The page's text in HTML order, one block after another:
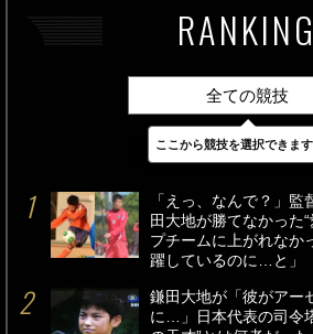
RANKING
全ての競技
最新 24時間
「えっ、なんで？」
田大地が勝てなかった
プチームに上がれなか
躍しているのに…と」
鎌田大地が「彼がアー
に…」日本代表の司令
ここから競技を選択できます